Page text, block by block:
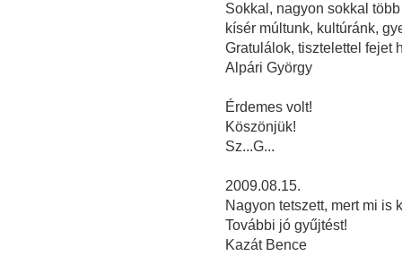
Sokkal, nagyon sokkal
kísér múltunk, kultúránk,
Gratulálok, tisztelettel fejet
Alpári György
Érdemes volt!
Köszönjük!
Sz...G...
2009.08.15.
Nagyon tetszett, mert mi is
További jó gyűjtést!
Kazát Bence